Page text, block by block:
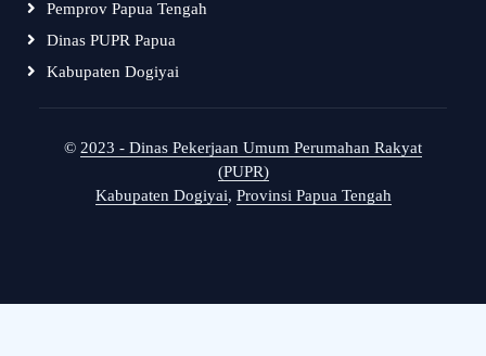
Pemprov Papua Tengah
Dinas PUPR Papua
Kabupaten Dogiyai
© 2023 - Dinas Pekerjaan Umum Perumahan Rakyat
(PUPR)
Kabupaten Dogiyai, Provinsi Papua Tengah